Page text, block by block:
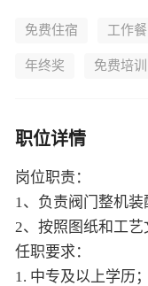
免费住宿 工作餐
年终奖 免费培训
职位详情
岗位职责：
1、负责阀门整机装
2、按照图纸和工艺
任职要求：
1. 中专及以上学历